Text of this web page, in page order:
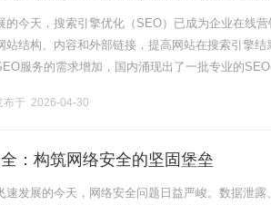
的今天，搜索引擎优化（SEO）已成为企业在线
站结构、内容和外部链接，提高网站在搜索引擎结
服务的需求增加，国内涌现出了一批专业的
布于 2026-04-30
：构筑网络安全的坚固堡垒
速发展的今天，网络安全问题日益严峻。数据泄